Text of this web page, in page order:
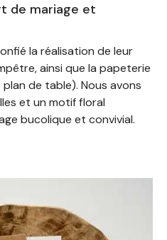
de mariage et
la réalisation de leur
ainsi que la papeterie
de table). Nous avons
et un motif floral
bucolique et convivial.